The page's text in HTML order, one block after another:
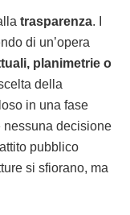
trasparenza. I
di un’opera
planimetrie o
della
in una fase
nessuna decisione
pubblico
si sfiorano, ma